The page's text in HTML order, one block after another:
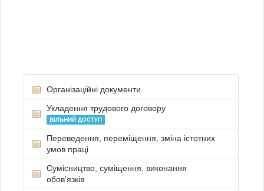
Організаційні документи
Укладення трудового договору
ВІЛЬНИЙ ДОСТУП
Переведення, переміщення, зміна істотних
умов праці
Сумісництво, суміщення, виконання
обов’язків